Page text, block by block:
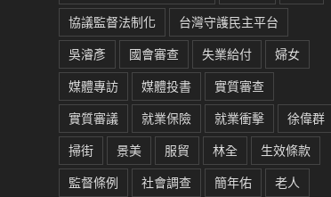
協議監督法制化
台灣守護民主平台
吳濬彥
國會審查 失業給付
婦女
媒體專訪
媒體投書
實質審查
實質審議
就業保險 就業衝擊
徐偉群
掃街
景美 服貿 林全
生效條款
監督條例
社會調查 簡年佑
老人